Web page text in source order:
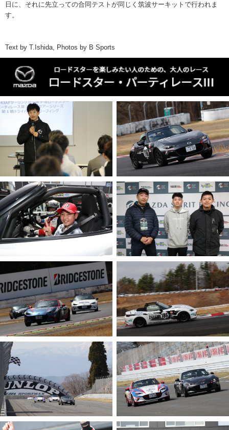
日に、それに先立っての合同テストが同じく筑波サーキットで行われま
す。
Text by T.Ishida, Photos by B Sports